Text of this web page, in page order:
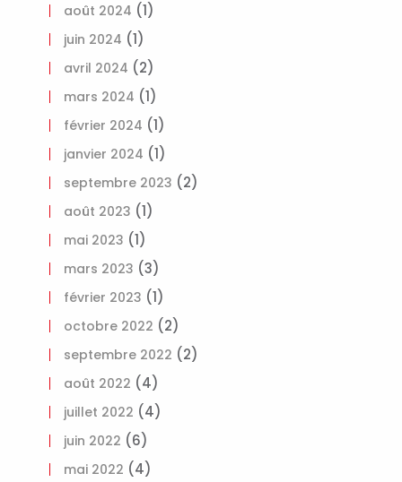
août 2024 (1)
juin 2024 (1)
avril 2024 (2)
mars 2024 (1)
février 2024 (1)
janvier 2024 (1)
septembre 2023 (2)
août 2023 (1)
mai 2023 (1)
mars 2023 (3)
février 2023 (1)
octobre 2022 (2)
septembre 2022 (2)
août 2022 (4)
juillet 2022 (4)
juin 2022 (6)
mai 2022 (4)